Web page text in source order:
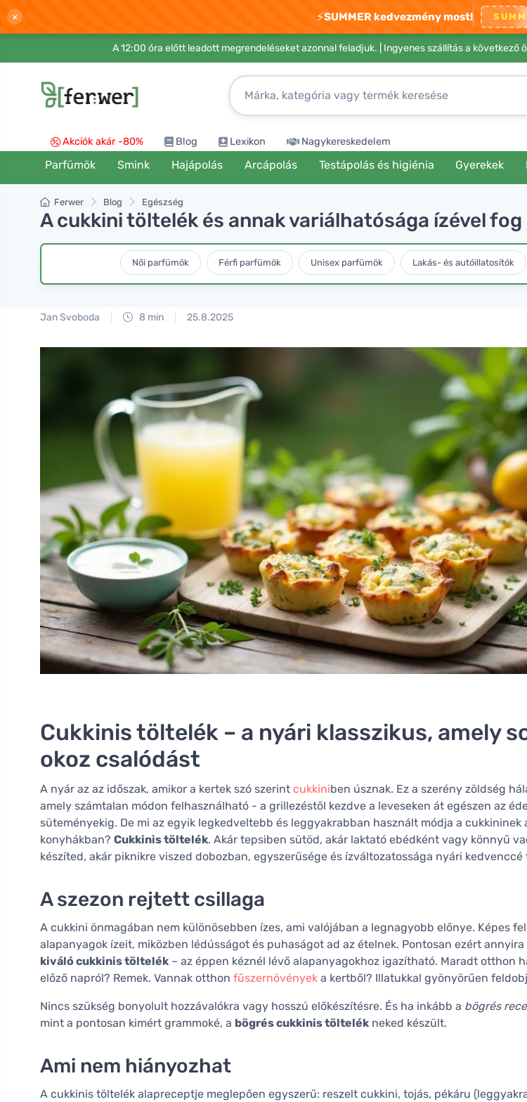
× ⚡SUMMER kedvezmény most!
A 12:00 óra előtt leadott megrendeléseket azonnal feladjuk. | Ingyenes szállítás a következő
Akciók akár -80% Blog Lexikon Nagykereskedelem
Parfümök Smink Hajápolás Arcápolás Testápolás és higiénia Gyerekek
Ferwer Blog Egészség
A cukkini töltelék és annak variálhatósága ízével
Női parfümök Férfi parfümök Unisex parfümök Lakás- és autóillatosítók
Jan Svoboda 8 min 25.8.2025
Cukkinis töltelék – a nyári klasszikus, amely
okoz csalódást
A nyár az az időszak, amikor a kertek szó szerint cukkiniben úsznak. Ez a szerény zöldség
amely számtalan módon felhasználható - a grillezéstől kezdve a leveseken át egészen az
süteményekig. De mi az egyik legkedveltebb és leggyakrabban használt módja a cukkininek
konyhákban? Cukkinis töltelék. Akár tepsiben sütöd, akár laktató ebédként vagy könnyű
készíted, akár piknikre viszed dobozban, egyszerűsége és ízváltozatossága nyári kedvenccé
A szezon rejtett csillaga
A cukkini önmagában nem különösebben ízes, ami valójában a legnagyobb előnye. Képes
alapanyagok ízeit, miközben lédússágot és puhaságot ad az ételnek. Pontosan ezért annyira
kiváló cukkinis töltelék – az éppen kéznél lévő alapanyagokhoz igazítható. Maradt otthon
előző napról? Remek. Vannak otthon fűszernövények a kertből? Illatukkal gyönyörűen
Nincs szükség bonyolult hozzávalókra vagy hosszú előkészítésre. És ha inkább a bögrés
mint a pontosan kimért grammoké, a bögrés cukkinis töltelék neked készült.
Ami nem hiányozhat
A cukkinis töltelék alapreceptje meglepően egyszerű: reszelt cukkini, tojás, pékáru